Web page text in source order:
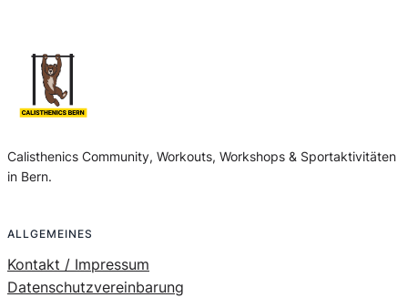
Calisthenics Community, Workouts, Workshops & Sportaktivitäten
in Bern.
ALLGEMEINES
Kontakt / Impressum
Datenschutzvereinbarung